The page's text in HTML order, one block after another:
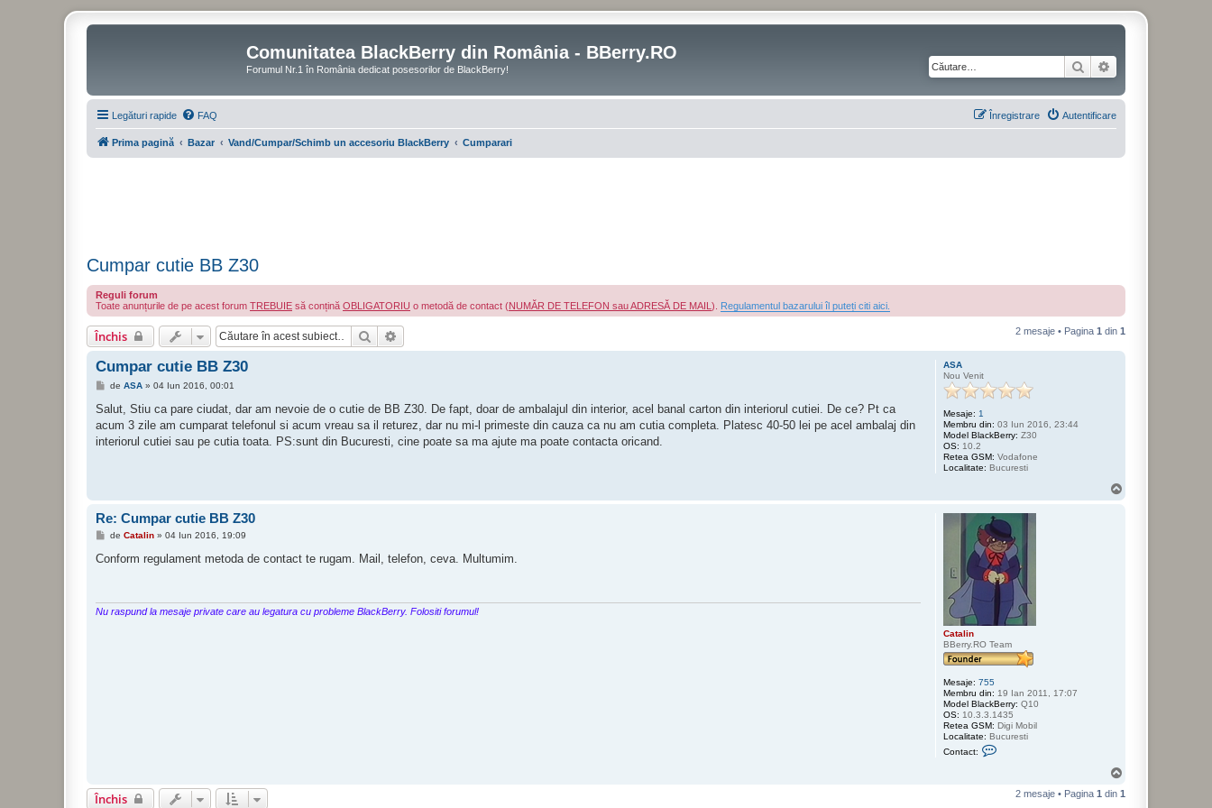
Comunitatea BlackBerry din România - BBerry.RO
Forumul Nr.1 în România dedicat posesorilor de BlackBerry! Căutare
Legături rapide FAQ Autentificare
Înregistrare
Prima pagină Bazar Vand/Cumpar/Schimb un accesoriu BlackBerry Cumparari
Cumpar cutie BB Z30
Reguli forum
Toate anunțurile de pe acest forum TREBUIE să conțină OBLIGATORIU o metodă de contact (NUMĂR DE TELEFON sau ADRESĂ DE MAIL ). Regulamentul bazarului îl puteți citi aici.
Închis Căutare 2 mesaje • Pagina 1 din 1
ASA
Nou Venit
Mesaje: 1
Membru din: 03 Iun 2016, 23:44
Model BlackBerry: Z30
OS: 10.2
Retea GSM: Vodafone
Localitate: Bucuresti
Cumpar cutie BB Z30
M
s
j
de ASA» 04 Iun 2016, 00:01
Salut, Stiu ca pare ciudat, dar am nevoie de o cutie de BB Z30. De fapt, doar de ambalajul din interior, acel banal carton din interiorul cutiei. De ce? Pt ca
acum 3 zile am cumparat telefonul si acum vreau sa il returez, dar nu mi-l primeste din cauza ca nu am cutia completa. Platesc 40-50 lei pe acel ambalaj din
interiorul cutiei sau pe cutia toata. PS:sunt din Bucuresti, cine poate sa ma ajute ma poate contacta oricand.
Catalin
BBerry.RO Team
Mesaje: 755
Membru din: 19 Ian 2011, 17:07
Model BlackBerry: Q10
OS: 10.3.3.1435
Retea GSM: Digi Mobil
Localitate: Bucuresti
Contact:
Re: Cumpar cutie BB Z30
M
s
de Catalin» 04 Iun 2016, 19:09
Conform regulament metoda de contact te rugam. Mail, telefon, ceva. Multumim.
Nu raspund la mesaje private care au legatura cu probleme BlackBerry. Folositi forumul!
s
Închis 2 mesaje • Pagina 1 din 1